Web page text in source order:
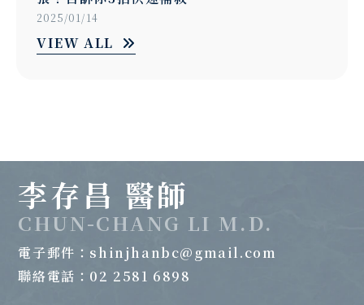
2025/01/14
VIEW ALL
李存昌 醫師
CHUN-CHANG LI M.D.
電子郵件： shinjhanbc@gmail.com
聯絡電話：02 2581 6898